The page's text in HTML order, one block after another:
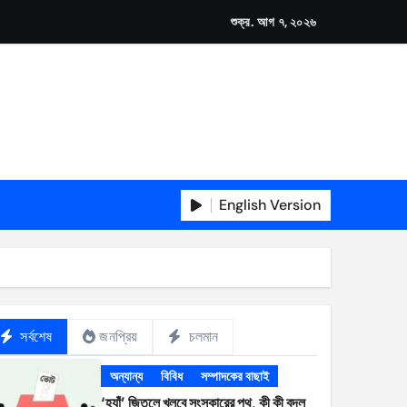
শুক্র. আগ ৭, ২০২৬
English Version
সর্বশেষ জনপ্রিয় চলমান
অন্যান্য বিবিধ সম্পাদকের বাছাই
‘হ্যাঁ’ জিতলে খুলবে সংস্কারের পথ, কী কী বদল